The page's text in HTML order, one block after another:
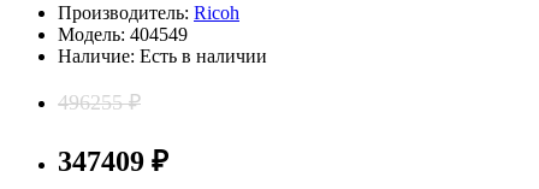
Производитель: Ricoh
Модель: 404549
Наличие: Есть в наличии
496255 ₽
347409 ₽